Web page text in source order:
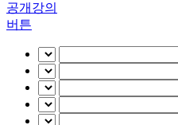
공개강의
버튼